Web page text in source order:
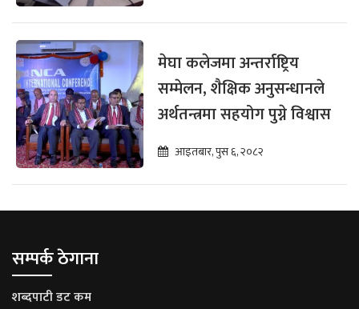
मेघा कलेजमा अन्तर्राष्ट्रिय
सम्मेलन, शैक्षिक अनुसन्धानले
अर्थतन्त्रमा सहयोग पुग्ने विश्वास
आइतबार, पुस ६, २०८२
सम्पर्क ठेगाना
शब्दपाटी डट कम